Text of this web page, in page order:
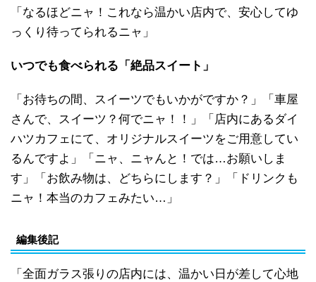
「なるほどニャ！これなら温かい店内で、安心してゆ
っくり待ってられるニャ」
いつでも食べられる 「絶品スイート」
「お待ちの間、スイーツでもいかがですか？」「車屋
さんで、スイーツ？何でニャ！！」「店内にあるダイ
ハツカフェにて、オリジナルスイーツをご用意してい
るんですよ」「ニャ、ニャんと！では…お願いしま
す」「お飲み物は、どちらにします？」「ドリンクも
ニャ！本当のカフェみたい…」
編集後記
「全面ガラス張りの店内には、温かい日が差して心地